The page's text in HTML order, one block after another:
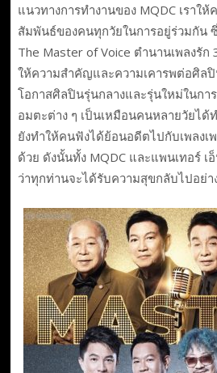
แนวทางการทำงานของ MQDC เราใ
สัมพันธ์ของคนทุกวัยในการอยู่ร่วมกัน
The Master of Voice ตำนานเพลงรัก
ให้ความสำคัญและความเคารพต่อศิล
โอกาสศิลปินรุ่นกลางและรุ่นใหม่ในกา
อมตะต่าง ๆ เป็นเหมือนคนหลายวัยได้
ยังทำให้คนฟังได้ย้อนอดีตไปกับเพลงเ
ด้วย ดังนั้นทั้ง MQDC และแพนเทอร์ เ
ว่าทุกท่านจะได้รับความสุขกลับไปอย่